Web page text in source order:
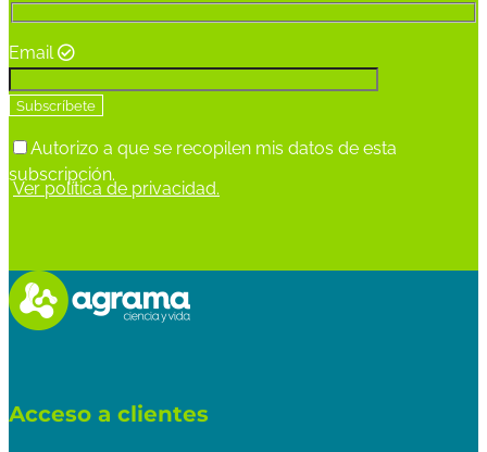
Email
Autorizo a que se recopilen mis datos de esta
subscripción.
Ver política de privacidad.
Acceso a clientes